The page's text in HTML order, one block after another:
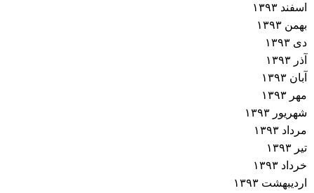
اسفند ۱۳۹۳
بهمن ۱۳۹۳
دی ۱۳۹۳
آذر ۱۳۹۳
آبان ۱۳۹۳
مهر ۱۳۹۳
شهریور ۱۳۹۳
مرداد ۱۳۹۳
تیر ۱۳۹۳
خرداد ۱۳۹۳
اردیبهشت ۱۳۹۳